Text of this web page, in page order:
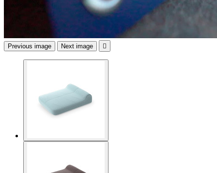
Previous image Next image 